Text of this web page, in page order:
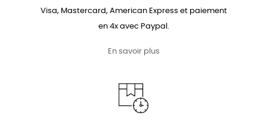
Visa, Mastercard, American Express et paiement
en 4x avec Paypal.
En savoir plus